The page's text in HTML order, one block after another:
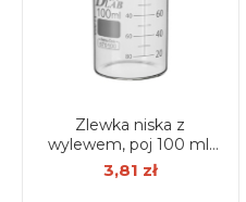
Zlewka niska z
wylewem, poj 100 ml,
borokrzem
3,81 zł